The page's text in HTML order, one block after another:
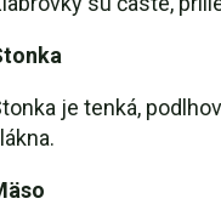
je tenká,